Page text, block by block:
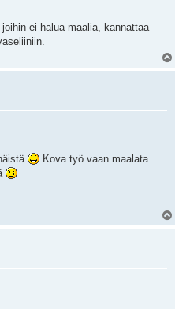
ei halua maalia, kannattaa
Kova työ vaan maalata